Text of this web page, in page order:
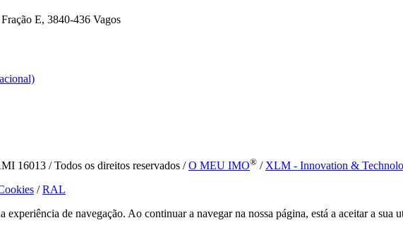
E, 3840-436 Vagos
16013 / Todos os direitos reservados /O MEU IMO® / XLM - Innovation &
/RAL
de navegação. Ao continuar a navegar na nossa página, está a aceitar a sua